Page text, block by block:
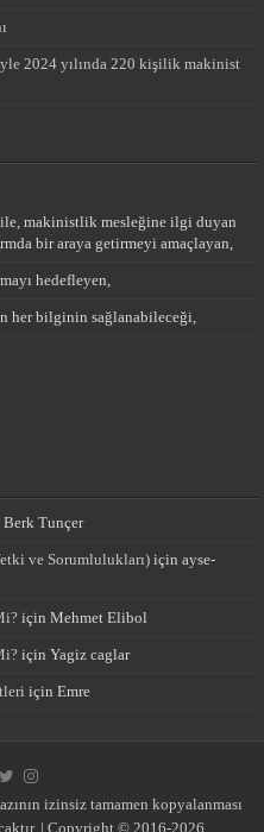
2024 yılında 220 kişilik makinist
makinistlik mesleğine ilgi duyan
bir araya getirmeyi amaçlayan,
hedefleyen,
bilginin sağlanabileceği,
Berk Tunçer
ve Sorumlulukları) içinayse-
içinMehmet Elibol
içinYagiz caglar
içinEmre
izinsiz tamamen kopyalanması
| Copyright © 2016-2026